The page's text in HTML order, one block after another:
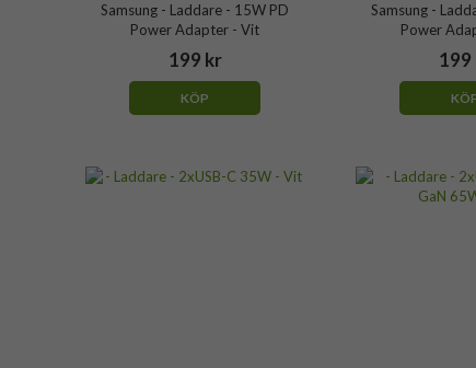
Samsung - Laddare - 15W PD
Power Adapter - Vit
199 kr
KÖP
Samsung -
Power
199